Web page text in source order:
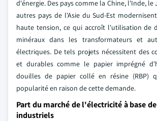
d'énergie. Des pays comme la Chine, l'Inde,
autres pays de l'Asie du Sud-Est
haute tension, ce qui accroît l'utilisation de
minéraux dans les transformateurs et
électriques. De tels projets nécessitent des
et durables comme le papier imprégné
douilles de papier collé en résine (RBP)
popularité en raison de cette demande.
Part du marché de l'électricité à base
industriels